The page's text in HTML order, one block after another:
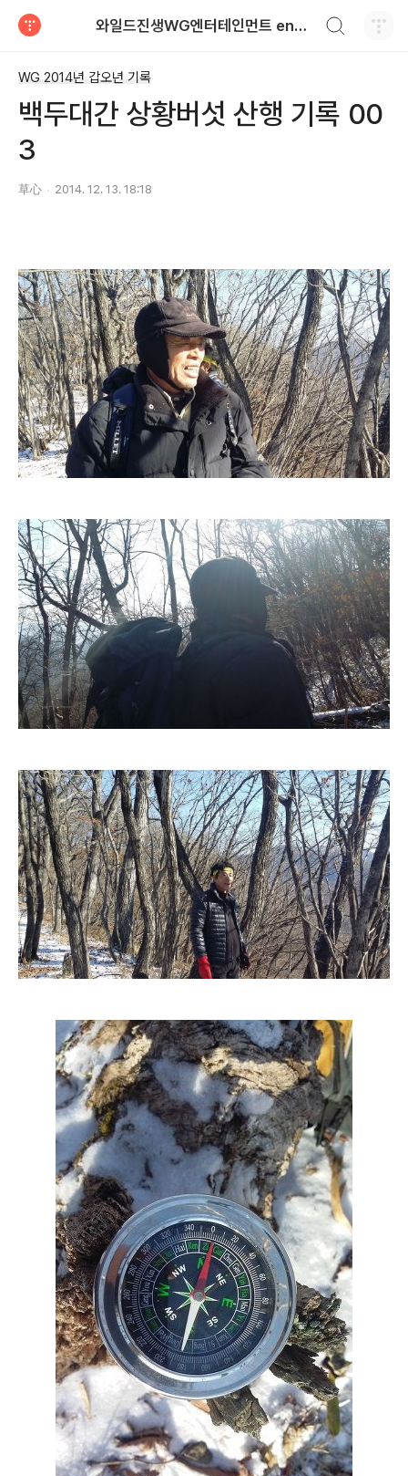
와일드진생WG엔터테인먼트 entertainment
WG 2014년 갑오년 기록
백두대간 상황버섯 산행 기록 00
3
草心 2014. 12. 13. 18:18